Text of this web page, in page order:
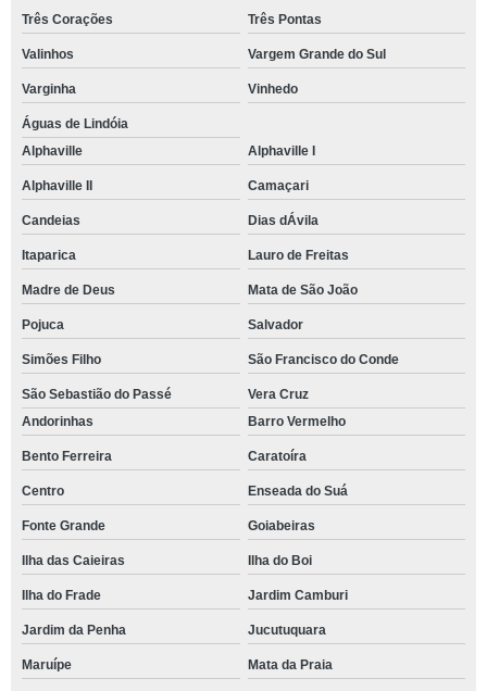
Três Corações Três Pontas
Valinhos Vargem Grande do Sul
Varginha Vinhedo
Águas de Lindóia
Alphaville
Alphaville I
Alphaville II Camaçari
Candeias Dias dÁvila
Itaparica Lauro de Freitas
Madre de Deus Mata de São João
Pojuca Salvador
Simões Filho São Francisco do Conde
São Sebastião do Passé
Vera Cruz
Andorinhas
Barro Vermelho
Bento Ferreira Caratoíra
Centro Enseada do Suá
Fonte Grande Goiabeiras
Ilha das Caieiras Ilha do Boi
Ilha do Frade Jardim Camburi
Jardim da Penha Jucutuquara
Maruípe Mata da Praia